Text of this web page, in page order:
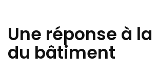
Une réponse à
du bâtiment